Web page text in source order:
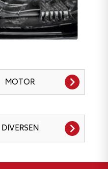
MOTOR
DIVERSEN